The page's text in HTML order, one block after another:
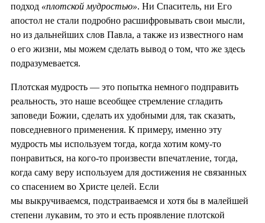
подход «плотской мудростью». Ни Спаситель, ни Его
апостол не стали подробно расшифровывать свои мысли,
но из дальнейших слов Павла, а также из известного нам
о его жизни, мы можем сделать вывод о том, что же здесь
подразумевается.
Плотская мудрость — это попытка немного подправить
реальность, это наше всеобщее стремление сгладить
заповеди Божии, сделать их удобными для, так сказать,
повседневного применения. К примеру, именно эту
мудрость мы используем тогда, когда хотим кому-то
понравиться, на кого-то произвести впечатление, тогда,
когда саму веру используем для достижения не связанных
со спасением во Христе целей. Если
мы выкручиваемся, подстраиваемся и хотя бы в малейшей
степени лукавим, то это и есть проявление плотской